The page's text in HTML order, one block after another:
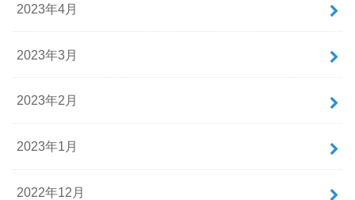
2023年4月
2023年3月
2023年2月
2023年1月
2022年12月